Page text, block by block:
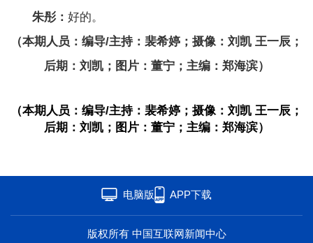
朱彤： 好的。
（本期人员：编导/主持：裴希婷；摄像：刘凯 王一辰；
后期：刘凯；图片：董宁；主编：郑海滨）
（本期人员：编导/主持：裴希婷；摄像：刘凯 王一辰；
后期：刘凯；图片：董宁；主编：郑海滨）
电脑版 APP下载
版权所有 中国互联网新闻中心